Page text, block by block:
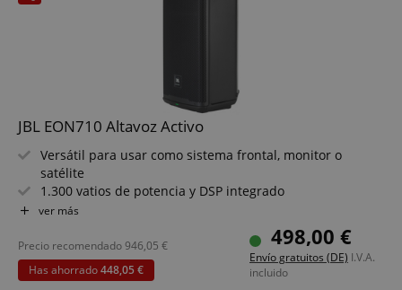
JBL EON710 Altavoz Activo
Versátil para usar como sistema frontal, monitor o
satélite
1.300 vatios de potencia y DSP integrado
Altavoces: woofer de 10", tweeter de neodimio de 1"
Nueva guía de ondas para una dispersión uniforme
Control mediante panel con pantalla LCD o app JBL Pro
Connect
Streaming de música Bluetooth® 5.0 directo desde el
ver más
498,00 €
Envío gratuitos (DE) I.V.A.
incluido
Precio recomendado946,05 €
Has ahorrado448,05 €